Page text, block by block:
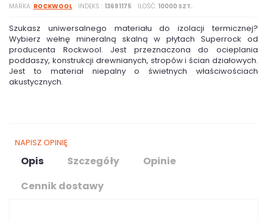
MARKA ROCKWOOL INDEKS 13691175 ILOŚĆ 10000 SZT.
Szukasz uniwersalnego materiału do izolacji termicznej?
Wybierz wełnę mineralną skalną w płytach Superrock od
producenta Rockwool. Jest przeznaczona do ocieplania
poddaszy, konstrukcji drewnianych, stropów i ścian działowych.
Jest to materiał niepalny o świetnych właściwościach
akustycznych.
NAPISZ OPINIĘ
Opis Szczegóły
Opinie
Cennik dostawy